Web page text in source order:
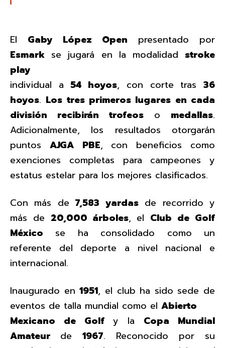
El Gaby López Open presentado por
Esmark se jugará en la modalidad stroke
play
individual a 54 hoyos, con corte tras36
hoyos. Los tres primeros lugares en cada
división recibirán trofeos o medallas.
Adicionalmente, los resultados otorgarán
puntos AJGA PBE, con beneficios como
exenciones completas para campeones y
estatus estelar para los mejores clasificados.
Con más de 7,583 yardas de recorrido y
más de 20,000 árboles, el Club de Golf
México se ha consolidado como un
referente del deporte a nivel nacional e
internacional.
Inaugurado en1951, el club ha sido sede de
eventos de talla mundial como el Abierto
Mexicano de Golf y la Copa Mundial
Amateur de 1967. Reconocido por su